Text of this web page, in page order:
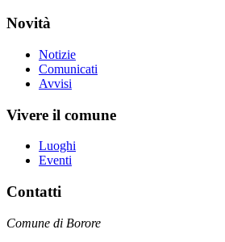
Novità
Notizie
Comunicati
Avvisi
Vivere il comune
Luoghi
Eventi
Contatti
Comune di Borore